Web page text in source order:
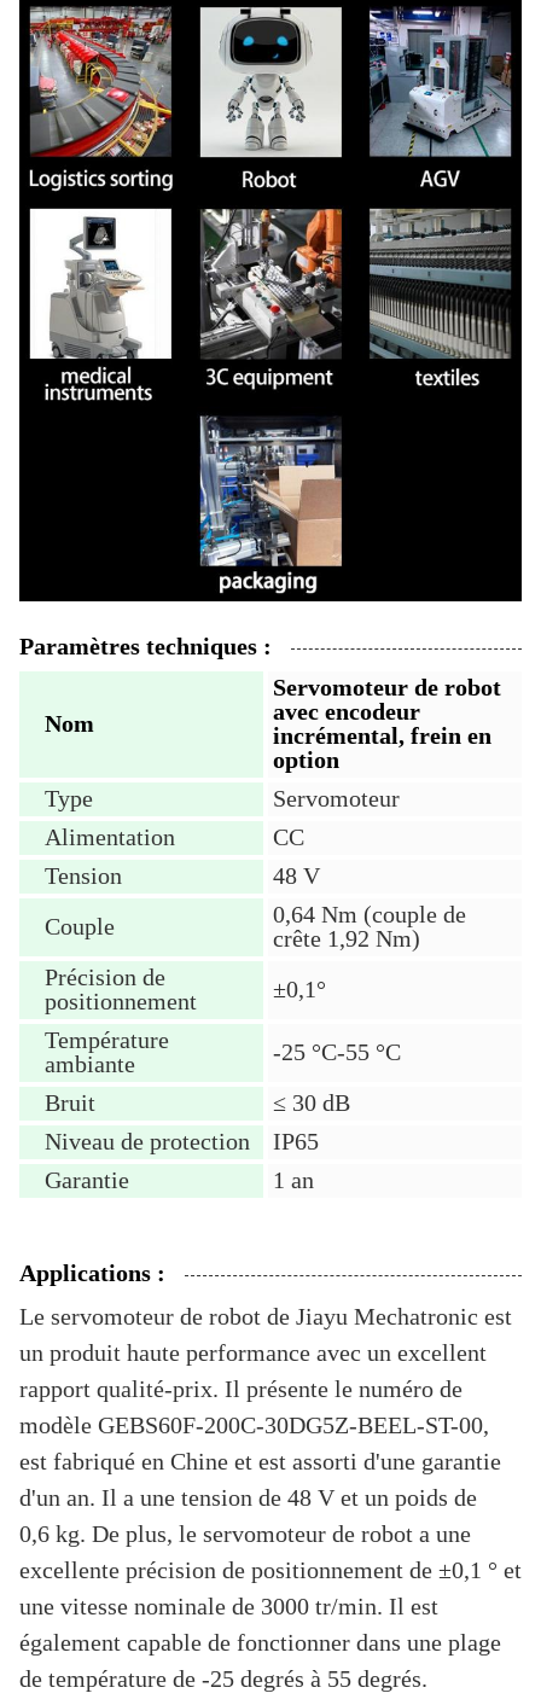
Paramètres techniques :
Nom
Servomoteur de robot
avec encodeur
incrémental, frein en
option
Type
Servomoteur
Alimentation
CC
Tension
48 V
Couple
0,64 Nm (couple de
crête 1,92 Nm)
Précision de
positionnement
±0,1°
Température
ambiante
-25 °C-55 °C
Bruit
≤ 30 dB
Niveau de protection
IP65
Garantie
1 an
Applications :
Le servomoteur de robot de Jiayu Mechatronic est
un produit haute performance avec un excellent
rapport qualité-prix. Il présente le numéro de
modèle GEBS60F-200C-30DG5Z-BEEL-ST-00,
est fabriqué en Chine et est assorti d'une garantie
d'un an. Il a une tension de 48 V et un poids de
0,6 kg. De plus, le servomoteur de robot a une
excellente précision de positionnement de ±0,1 ° et
une vitesse nominale de 3000 tr/min. Il est
également capable de fonctionner dans une plage
de température de -25 degrés à 55 degrés.